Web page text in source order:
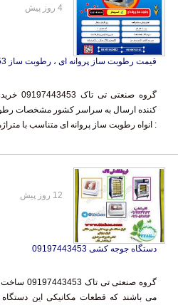
قیمت رطوبت ساز پروانه ای ، رطوبت ساز 09197443453
گروه
کننده
: انواه رطوبت ساز پروانه ای متناسب با
4 روز پیش
دستگاه جوجه کشی 09197443453
گروه صنعتی
می باشند که
12 روز پیش